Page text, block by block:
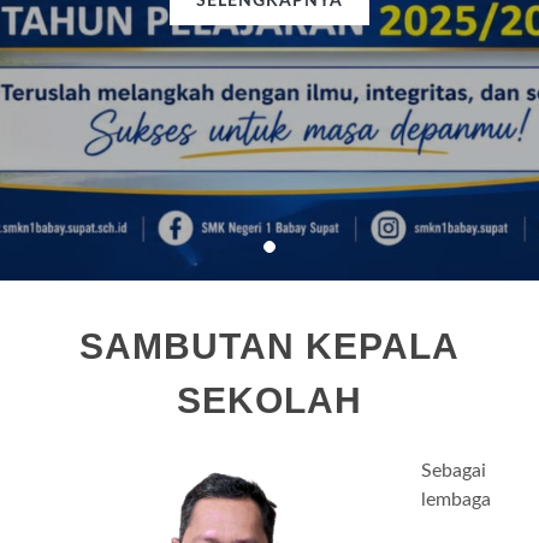
SAMBUTAN KEPALA
SEKOLAH
Sebagai
lembaga